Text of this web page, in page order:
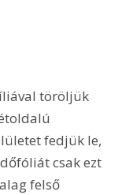
töröljük
fedjük le,
csak ezt
felső